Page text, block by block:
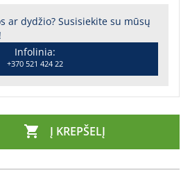
ar dydžio? Susisiekite su mūsų
Infolinia:
+370 521 424 22
 Į KREPŠELĮ